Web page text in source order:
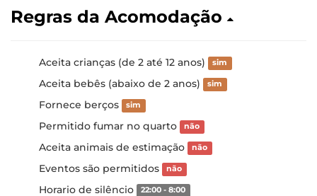
Regras da Acomodação
Aceita crianças (de 2 até 12 anos) sim
Aceita bebês (abaixo de 2 anos) sim
Fornece berços sim
Permitido fumar no quarto não
Aceita animais de estimação não
Eventos são permitidos não
Horario de silêncio 22:00 - 8:00